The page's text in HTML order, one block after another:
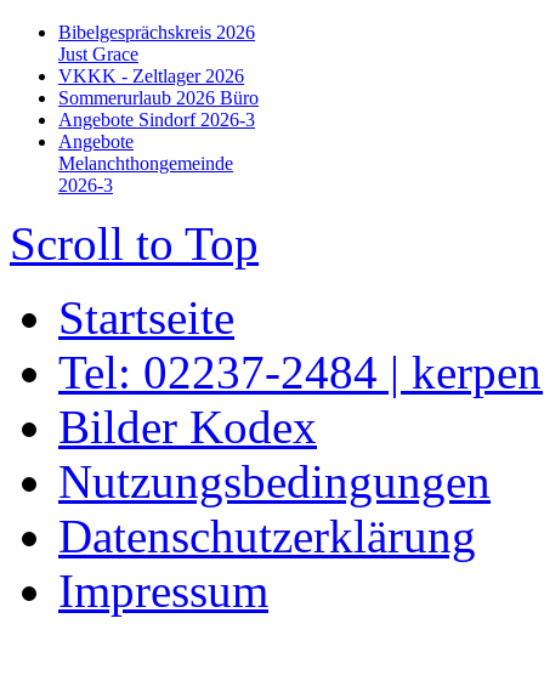
Bibelgesprächskreis 2026
Just Grace
VKKK - Zeltlager 2026
Sommerurlaub 2026 Büro
Angebote Sindorf 2026-3
Angebote
Melanchthongemeinde
2026-3
Scroll to Top
Startseite
Tel: 02237-2484 |
Bilder Kodex
Nutzungsbedingungen
Datenschutzerklärung
Impressum